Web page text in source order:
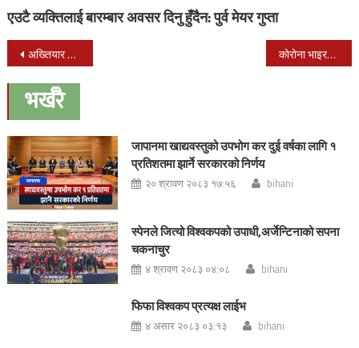
एउटै व्यक्तिलाई बारम्बार अवसर दिनु हुँदैन: पुर्व मेयर गुप्ता
Post
navigation
अख्तियार सरकारको प्रभाव र दबाबमा परेको कांग्रेसको आरोप कोरोना भाइरस- चीनमा मृत्यु हुनेको संख्या ६ सय ३६ पुग्यो
भर्खरै
जापानमा खाद्यवस्तुको उपभोग कर दुई वर्षका लागि १
प्रतिशतमा झार्ने सरकारको निर्णय
२० श्रावण २०८३ १७:५६ bihani
स्पेनले जित्यो विश्वकपको उपाधी,अर्जेन्टिनाको सपना
चकनाचुर
४ श्रावण २०८३ ०४:०८ bihani
फिफा विश्वकप प्रत्यक्ष लाईभ
४ असार २०८३ ०३:१३ bihani